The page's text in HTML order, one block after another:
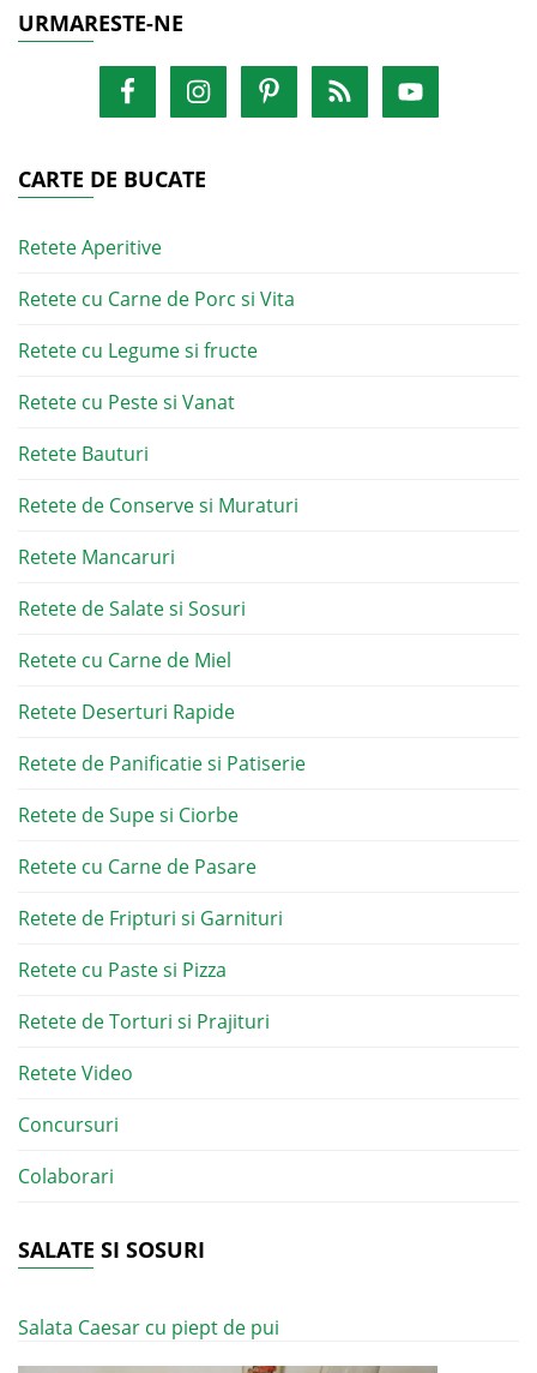
URMARESTE-NE
CARTE DE BUCATE
Retete Aperitive
Retete cu Carne de Porc si Vita
Retete cu Legume si fructe
Retete cu Peste si Vanat
Retete Bauturi
Retete de Conserve si Muraturi
Retete Mancaruri
Retete de Salate si Sosuri
Retete cu Carne de Miel
Retete Deserturi Rapide
Retete de Panificatie si Patiserie
Retete de Supe si Ciorbe
Retete cu Carne de Pasare
Retete de Fripturi si Garnituri
Retete cu Paste si Pizza
Retete de Torturi si Prajituri
Retete Video
Concursuri
Colaborari
SALATE SI SOSURI
Salata Caesar cu piept de pui